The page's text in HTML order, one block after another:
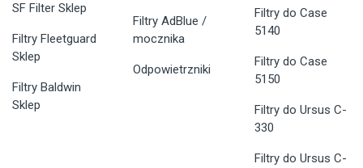
SF Filter Sklep
Filtry Fleetguard
Sklep
Filtry Baldwin
Sklep
Filtry AdBlue /
mocznika
Odpowietrzniki
Filtry do Case
5140
Filtry do Case
5150
Filtry do Ursus C-
330
Filtry do Ursus C-